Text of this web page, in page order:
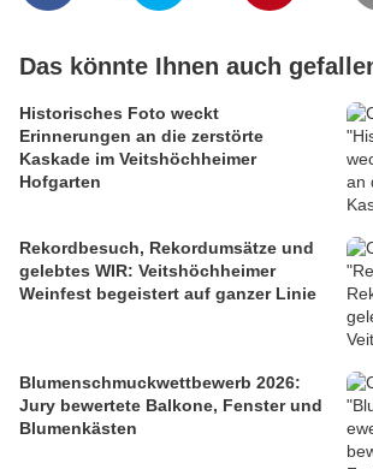
Das könnte Ihnen auch
Historisches Foto weckt
Erinnerungen an die zerstörte
Kaskade im Veitshöchheimer
Hofgarten
Rekordbesuch, Rekordumsätze und
gelebtes WIR: Veitshöchheimer
Weinfest begeistert auf ganzer Linie
Blumenschmuckwettbewerb 2026:
Jury bewertete Balkone, Fenster und
Blumenkästen